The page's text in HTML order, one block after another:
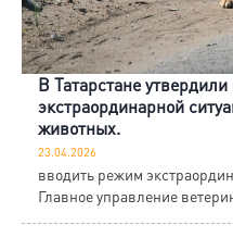
В Татарстане
экстраординарной
животных.
23.04.2026
вводить режим
Главное управление